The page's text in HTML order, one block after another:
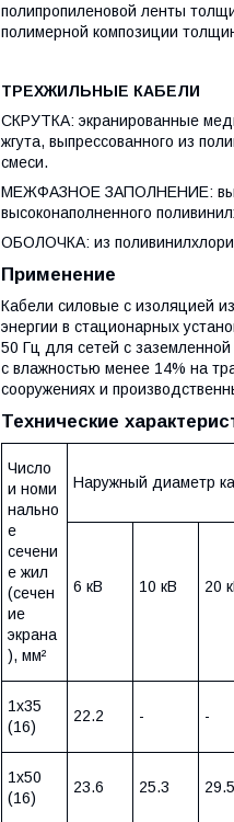
полипропиленовой ленты
полимерной композиции
ТРЕХЖИЛЬНЫЕ КАБЕЛИ
СКРУТКА: экранированные
жгута, выпрессованного из
смеси.
МЕЖФАЗНОЕ ЗАПОЛНЕНИЕ:
высоконаполненного
ОБОЛОЧКА: из
Применение
Кабели силовые с изоляцией
энергии в стационарных
50 Гц для сетей с заземленной
с влажностью менее 14% на
сооружениях и
Технические
Число
и номи
нально
е
сечени
е жил
(сечен
ие
экрана
), мм²
Наружный диаметр
6 кВ 10 кВ 20
1х35
(16)
22.2 - -
1х50
(16)
23.6 25.3 29.5